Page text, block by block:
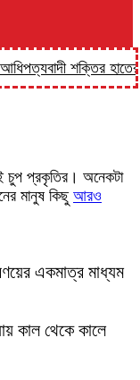
শক্তির হাতের
চুপ প্রকৃতির। অনেকটা
মানুষ কিছু আরও
একমাত্র মাধ্যম
কাল থেকে কালে